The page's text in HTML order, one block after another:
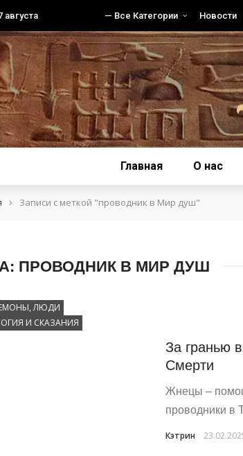
августа — Все Категории Новости
Главная О нас
› Записи с меткой "проводник в Мир душ"
ПРОВОДНИК В МИР ДУШ
ЛЮДИ
И СКАЗАНИЯ
За гранью
Смерти
Жнецы –
проводники в
Кэтрин